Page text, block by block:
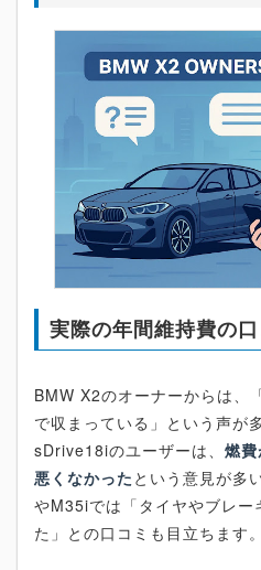
実際の年間維持費の
BMW X2のオーナーからは、
で収まっている」という声が
sDrive18iのユーザーは、 燃
悪くなかった という意見が多
やM35iでは「タイヤやブレー
た」との口コミも目立ちます。